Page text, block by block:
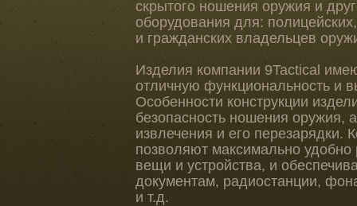
скрытого ношения оружия и
оборудования для:
и гражданских владельцев
Изделия компании 9Tactical
отличную функциональность и
Особенности конструкции
безопасность ношения оружия,
извлечения и его перезарядки.
позволяют максимально
вещи и устройства, и
документам, радиостанции,
и т.д.